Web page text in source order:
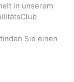
in unserem
Sie einen